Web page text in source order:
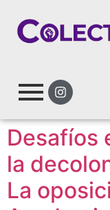
Desafíos
la
La